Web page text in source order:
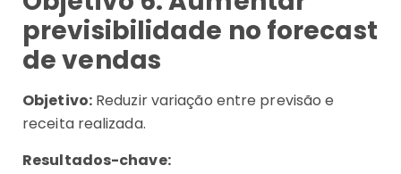
previsibilidade no forecast
de vendas
Objetivo:Reduzir variação entre previsão e
receita realizada.
Resultados-chave: